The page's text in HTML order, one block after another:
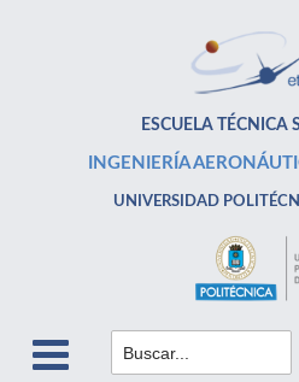
ESCUELA TÉCNICA
INGENIERÍA
UNIVERSIDAD